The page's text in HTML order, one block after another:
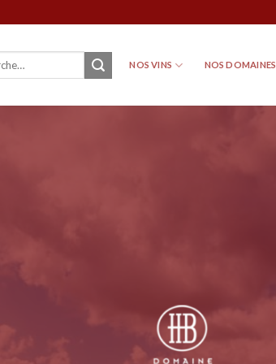
NOS VINS NOS DOMAINES